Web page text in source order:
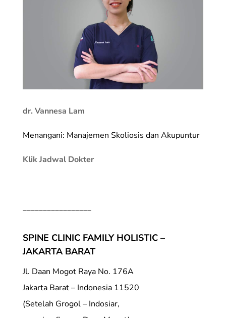
dr. Vannesa Lam
Menangani: Manajemen Skoliosis dan Akupuntur
Klik Jadwal Dokter
_________________
SPINE CLINIC FAMILY HOLISTIC –
JAKARTA BARAT
Jl. Daan Mogot Raya No. 176A
Jakarta Barat – Indonesia 11520
(Setelah Grogol – Indosiar,